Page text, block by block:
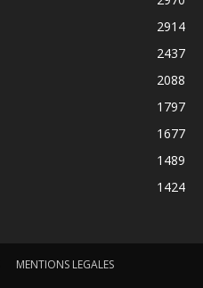
2914
2437
2088
1797
1677
1489
1424
MENTIONS LEGALES